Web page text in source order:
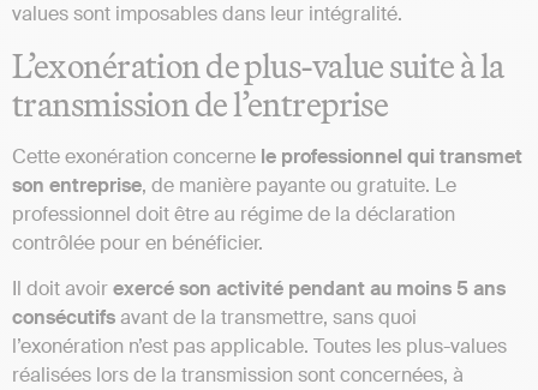
values sont imposables dans leur intégralité.
L’exonération de plus-value suite à la
transmission de l’entreprise
Cette exonération concerne le professionnel qui transmet
son entreprise, de manière payante ou gratuite. Le
professionnel doit être au régime de la déclaration
contrôlée pour en bénéficier.
Il doit avoirexercé son activité pendant au moins 5 ans
consécutifsavant de la transmettre, sans quoi
l’exonération n’est pas applicable. Toutes les plus-values
réalisées lors de la transmission sont concernées, à